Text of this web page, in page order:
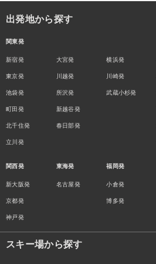
出発地から探す
関東発
新宿発
東京発
池袋発
町田発
北千住発
立川発
大宮発
川越発
所沢発
新越谷発
春日部発
横浜発
川崎発
武蔵小杉発
関西発
新大阪発
京都発
神戸発
東海発
名古屋発
福岡発
小倉発
博多発
スキー場から探す